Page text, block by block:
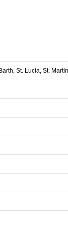
St. Lucia, St.